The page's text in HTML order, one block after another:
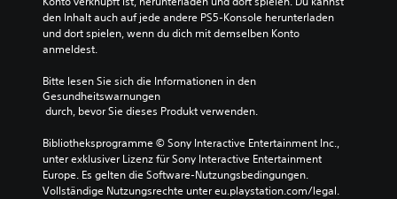
den Inhalt auch auf jede andere PS5-Konsole herunterladen
und dort spielen, wenn du dich mit demselben Konto
anmeldest.
Bitte lesen Sie sich die Informationen in den
Gesundheitswarnungen
durch, bevor Sie dieses Produkt verwenden.
Bibliotheksprogramme © Sony Interactive Entertainment Inc.,
unter exklusiver Lizenz für Sony Interactive Entertainment
Europe. Es gelten die Software-Nutzungsbedingungen.
Vollständige Nutzungsrechte unter eu.playstation.com/legal.